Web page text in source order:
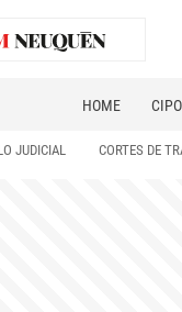
HOME
JUDICIAL CORTES DE